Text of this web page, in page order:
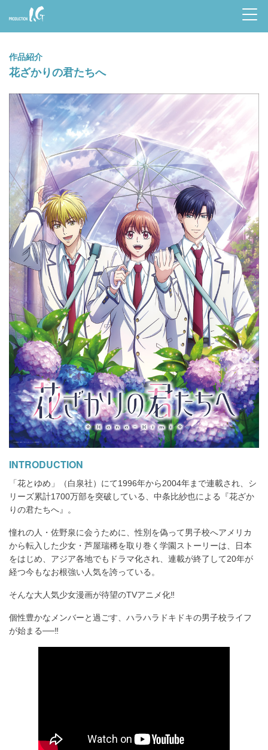
Prod
uctio
n I.G
作品紹介
花ざかりの君たちへ
INTRODUCTION
「花とゆめ」（白泉社）にて1996年から2004年まで連載され、シ
リーズ累計1700万部を突破している、中条比紗也による『花ざか
りの君たちへ』。
憧れの人・佐野泉に会うために、性別を偽って男子校へアメリカ
から転入した少女・芦屋瑞稀を取り巻く学園ストーリーは、日本
をはじめ、アジア各地でもドラマ化され、連載が終了して20年が
経つ今もなお根強い人気を誇っている。
そんな大人気少女漫画が待望のTVアニメ化‼
個性豊かなメンバーと過ごす、ハラハラドキドキの男子校ライフ
が始まる──‼